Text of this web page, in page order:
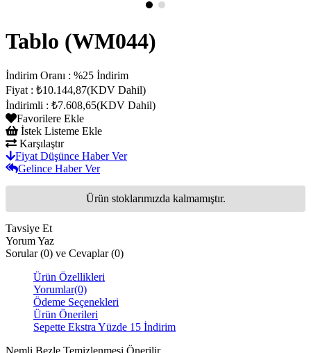
Tablo (WM044)
İndirim Oranı : %25 İndirim
Fiyat : ₺10.144,87(KDV Dahil)
İndirimli : ₺7.608,65(KDV Dahil)
Favorilere Ekle
İstek Listeme Ekle
Karşılaştır
Fiyat Düşünce Haber Ver
Gelince Haber Ver
Ürün stoklarımızda kalmamıştır.
Tavsiye Et
Yorum Yaz
Sorular (0) ve Cevaplar (0)
Ürün Özellikleri
Yorumlar(0)
Ödeme Seçenekleri
Ürün Önerileri
Sepette Ekstra Yüzde 15 İndirim
Nemli Bezle Temizlenmesi Önerilir.